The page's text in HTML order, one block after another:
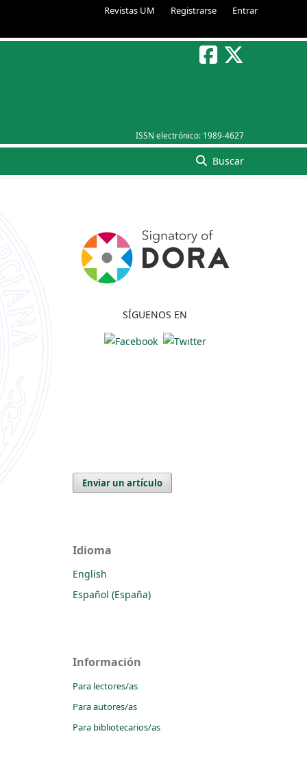
Revistas UM Registrarse Entrar
ISSN electrónico: 1989-4627
Buscar
SÍGUENOS EN
Enviar un artículo
Idioma
English
Español (España)
Información
Para lectores/as
Para autores/as
Para bibliotecarios/as